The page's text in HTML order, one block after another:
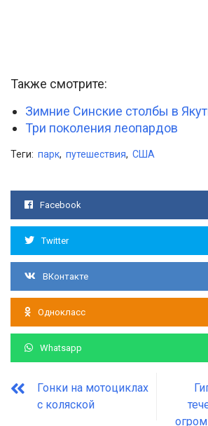
Также смотрите:
Зимние Синские столбы в
Три поколения леопардов
Теги: парк, путешествия, США
Facebook
Twitter
ВКонтакте
Однокласс
Whatsapp
Гонки на мотоциклах
с коляской